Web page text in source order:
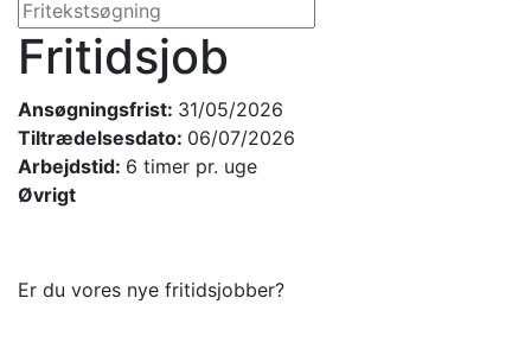
Fritidsjob
Ansøgningsfrist: 31/05/2026
Tiltrædelsesdato: 06/07/2026
Arbejdstid: 6 timer pr. uge
Øvrigt
Er du vores nye fritidsjobber?